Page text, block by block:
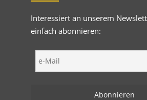
Interessiert an unserem
einfach abonnieren: